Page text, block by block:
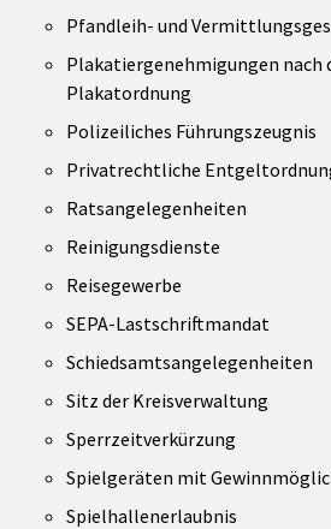
Pfandleih- und
Plakatiergenehmigungen nach
Plakatordnung
Polizeiliches Führungszeugnis
Privatrechtliche
Ratsangelegenheiten
Reinigungsdienste
Reisegewerbe
SEPA-Lastschriftmandat
Schiedsamtsangelegenheiten
Sitz der Kreisverwaltung
Sperrzeitverkürzung
Spielgeräten mit
Spielhallenerlaubnis